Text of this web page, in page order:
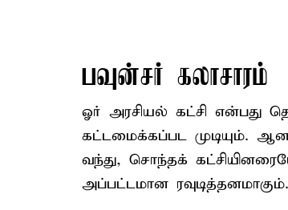
பவுன்சர் கலாசாரம்
ஓர் அரசியல் கட்சி என்பது
கட்டமைக்கப்பட முடியும்.
வந்து, சொந்தக்
அப்பட்டமான ரவுடித்தனமாகும்.